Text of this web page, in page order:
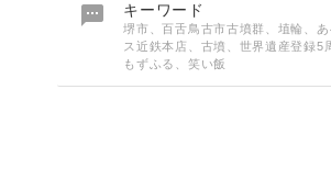
 キーワード
堺市、百舌鳥古市古墳群、埴輪、あ
ス近鉄本店、古墳、世界遺産登録5
もずふる、笑い飯